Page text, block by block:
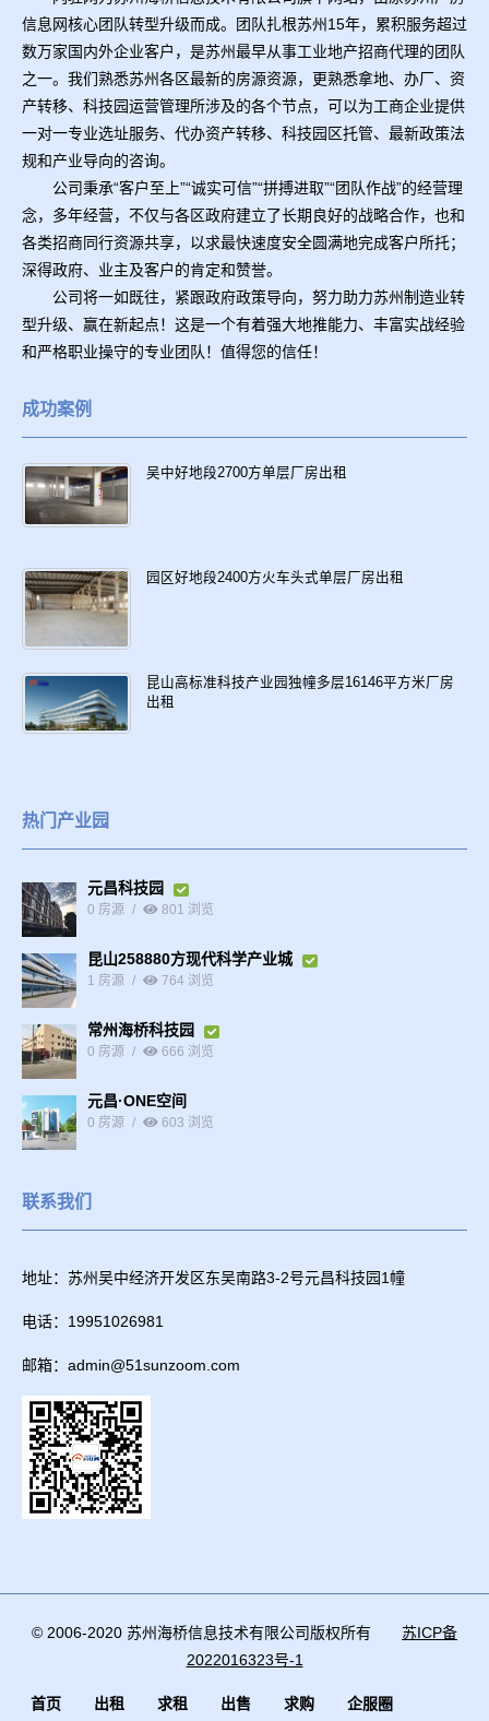
信息网核心团队转型升级而成。团队扎根苏州15年，累积服务超过
数万家国内外企业客户，是苏州最早从事工业地产招商代理的团队
之一。我们熟悉苏州各区最新的房源资源，更熟悉拿地、办厂、资
产转移、科技园运营管理所涉及的各个节点，可以为工商企业提供
一对一专业选址服务、代办资产转移、科技园区托管、最新政策法
规和产业导向的咨询。
公司秉承“客户至上”“诚实可信”“拼搏进取”“团队作战”的经营理
念，多年经营，不仅与各区政府建立了长期良好的战略合作，也和
各类招商同行资源共享，以求最快速度安全圆满地完成客户所托；
深得政府、业主及客户的肯定和赞誉。
公司将一如既往，紧跟政府政策导向，努力助力苏州制造业转
型升级、赢在新起点！这是一个有着强大地推能力、丰富实战经验
和严格职业操守的专业团队！值得您的信任！
成功案例
吴中好地段2700方单层厂房出租
园区好地段2400方火车头式单层厂房出租
昆山高标准科技产业园独幢多层16146平方米厂房
出租
热门产业园
元昌科技园
0 房源 801 浏览
昆山258880方现代科学产业城
1 房源 764 浏览
常州海桥科技园
0 房源 666 浏览
元昌·ONE空间
0 房源 603 浏览
联系我们
地址：苏州吴中经济开发区东吴南路3-2号元昌科技园1幢
电话：19951026981
邮箱：admin@51sunzoom.com
© 2006-2020 苏州海桥信息技术有限公司版权所有 苏ICP备
2022016323号-1
首页 出租 求租 出售 求购 企服圈